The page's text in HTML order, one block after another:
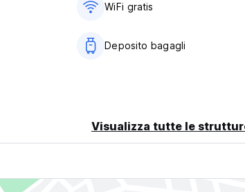
WiFi gratis
Deposito bagagli
Visualizza tutte le